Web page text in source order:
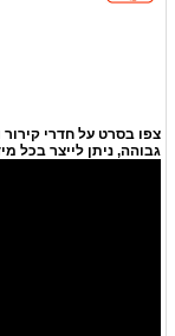
צפו בסרט על חדרי קירור
גבוהה, ניתן לייצר בכל